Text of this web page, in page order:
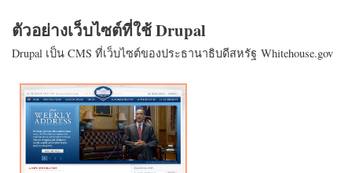
ตัวอย่างเว็บไซต์ที่ใช้ Drupal
Drupal เป็น CMS ที่เว็บไซต์ของประธานาธิบดีสหรัฐ Whitehouse.gov